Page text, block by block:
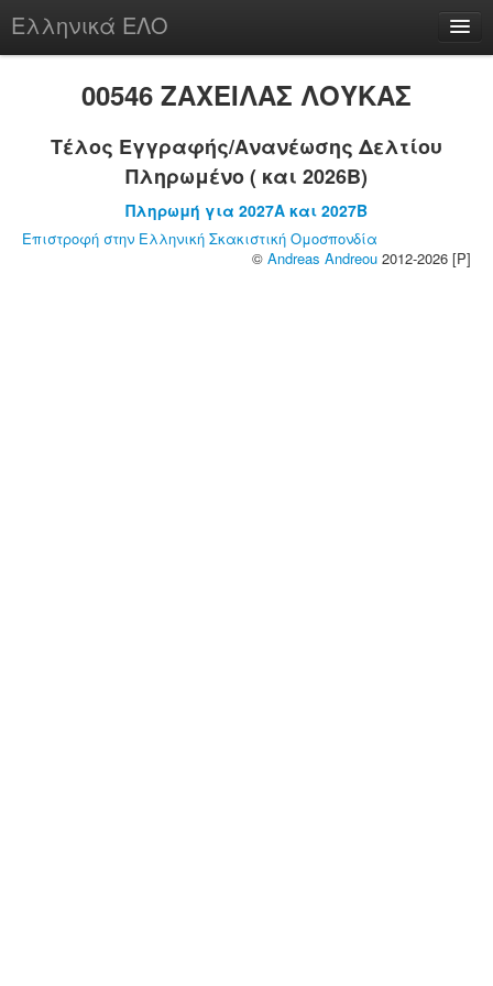
Ελληνικά ΕΛΟ
chesstu.be @ discord
00546 ΖΑΧΕΙΛΑΣ ΛΟΥΚΑΣ
Τέλος Εγγραφής/Ανανέωσης Δελτίου
Πληρωμένο ( και 2026B)
Πληρωμή για 2027A και 2027B
Επιστροφή στην Ελληνική Σκακιστική Ομοσπονδία
© Andreas Andreou 2012-2026 [P]